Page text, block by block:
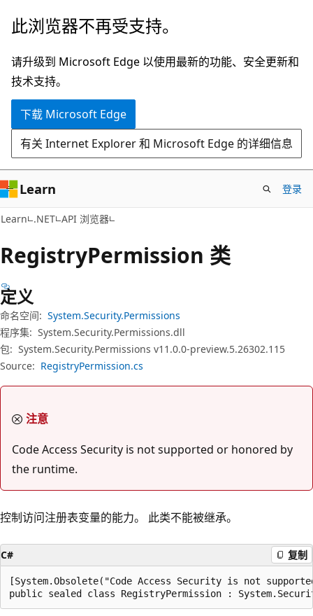
跳
主
要
内
跳
页
内
导
此浏览器不再受支持。
请升级到 Microsoft Edge 以使用最新的功能、安全更新和
技术支持。
下载 Microsoft Edge
有关 Internet Explorer 和 Microsoft Edge 的详细信息
Learn 登录
Learn .NET API 浏览器
RegistryPermission 类
定义
命名空间: System.Security.Permissions
程序集: System.Security.Permissions.dll
包: System.Security.Permissions v11.0.0-preview.5.26302.115
Source: RegistryPermission.cs
注意
Code Access Security is not supported or honored by
the runtime.
控制访问注册表变量的能力。 此类不能被继承。
C# 复制
[System.Obsolete("Code Access Security is not
public sealed class RegistryPermission :